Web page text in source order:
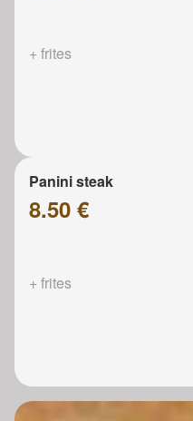
+ frites
Panini steak
8.50 €
+ frites